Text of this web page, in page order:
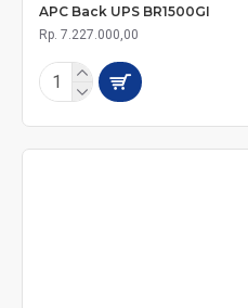
APC Back UPS BR1500GI
Rp. 7.227.000,00